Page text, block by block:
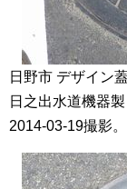
日野市 デザイン
日之出水道機器
2014-03-19撮影。